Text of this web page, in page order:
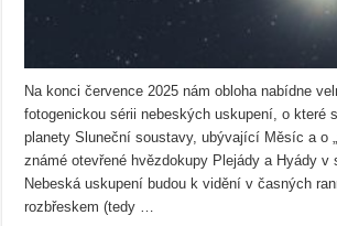
Na konci července 2025 nám obloha nabídne
fotogenickou sérii nebeských uskupení, o které
planety Sluneční soustavy, ubývající Měsíc a o
známé otevřené hvězdokupy Plejády a Hyády v
Nebeská uskupení budou k vidění v časných
rozbřeskem (tedy …